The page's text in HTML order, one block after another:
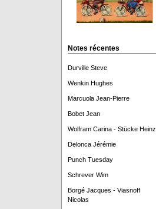
Notes récentes
Durville Steve
Wenkin Hughes
Marcuola Jean-Pierre
Bobet Jean
Wolfram Carina - Stücke Heinz
Delonca Jérémie
Punch Tuesday
Schrever Wim
Borgé Jacques - Viasnoff
Nicolas